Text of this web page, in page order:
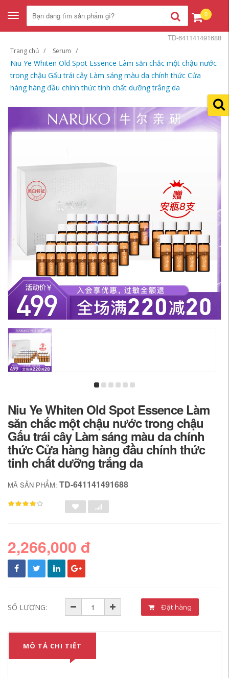
Toggle
navigation
0
Trang chủ Serum
Niu Ye Whiten Old Spot Essence Làm săn chắc một chậu nước
trong chậu Gấu trái cây Làm sáng màu da chính thức Cửa
hàng hàng đầu chính thức tinh chất dưỡng trắng da
TD-641141491688
Niu Ye Whiten Old Spot Essence Làm
săn chắc một chậu nước trong chậu
Gấu trái cây Làm sáng màu da chính
thức Cửa hàng hàng đầu chính thức
tinh chất dưỡng trắng da
MÃ SẢN PHẨM: TD-641141491688
2,266,000 đ
SỐ LƯỢNG: Đặt hàng
MÔ TẢ CHI TIẾT